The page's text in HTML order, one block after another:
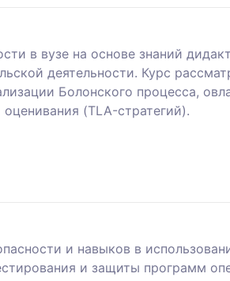
в вузе на основе знаний
деятельности. Курс
Болонского процесса,
(TLA-стратегий).
и навыков в
и защиты программ